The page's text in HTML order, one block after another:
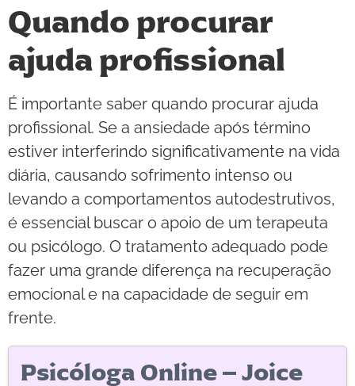
Quando procurar
ajuda profissional
É importante saber quando procurar ajuda
profissional. Se a ansiedade após término
estiver interferindo significativamente na vida
diária, causando sofrimento intenso ou
levando a comportamentos autodestrutivos,
é essencial buscar o apoio de um terapeuta
ou psicólogo. O tratamento adequado pode
fazer uma grande diferença na recuperação
emocional e na capacidade de seguir em
frente.
Psicóloga Online – Joice